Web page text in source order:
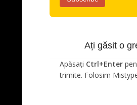
Ați găsit o
Apăsați Ctrl+Enter
trimite. Folosim